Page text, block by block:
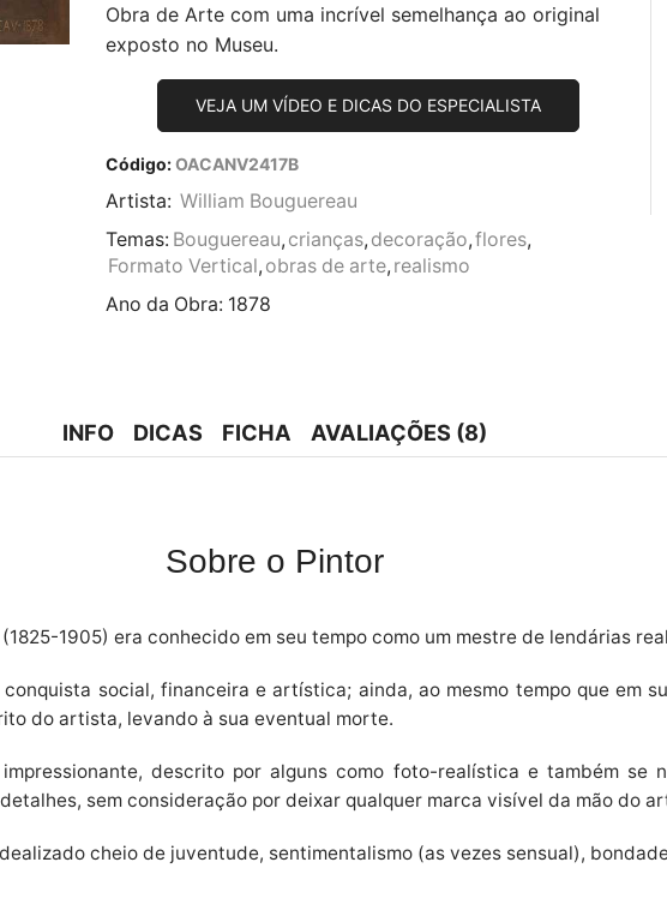
Obra de Arte com uma incrível semelhança ao original
exposto no Museu.
VEJA UM VÍDEO E DICAS DO ESPECIALISTA
Código:OACANV2417B
Artista: William Bouguereau
Temas: Bouguereau, crianças, decoração,flores,
Formato Vertical, obras de arte, realismo
Ano da Obra: 1878
INFO DICAS FICHA AVALIAÇÕES (8)
Sobre o Pintor
1905) era conhecido em seu tempo como um mestre de lendárias
social, financeira e artística; ainda, ao mesmo tempo que em
do artista, levando à sua eventual morte.
descrito por alguns como foto-realística e também
sem consideração por deixar qualquer marca visível da mão do
cheio de juventude, sentimentalismo (as vezes sensual),